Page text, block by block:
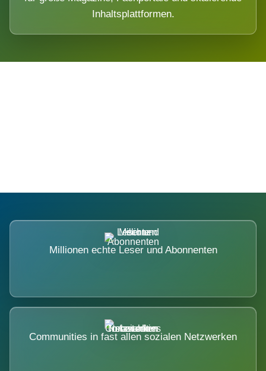
Inhaltsplattformen.
Millionen echte Leser und Abonnenten
Communities in fast allen sozialen Netzwerken